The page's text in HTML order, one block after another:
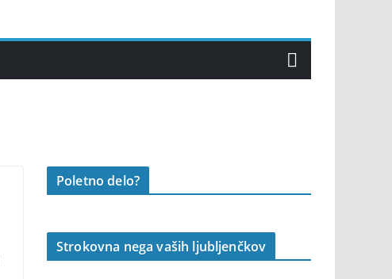
Poletno delo?
Strokovna nega vaših ljubljenčkov